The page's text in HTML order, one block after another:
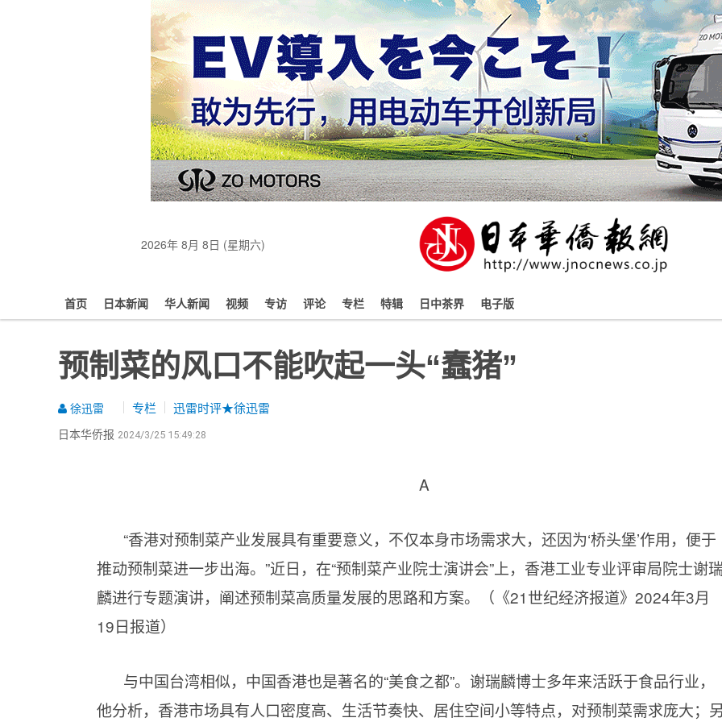
2026年 8月 8日 (星期六)
首页 日本新闻 华人新闻 视频 专访 评论 专栏 特辑 日中茶界 电子版
预制菜的风口不能吹起一头“蠢猪”
徐迅雷 专栏 迅雷时评★徐迅雷
日本华侨报 2024/3/25 15:49:28
A
“香港对预制菜产业发展具有重要意义，不仅本身市场需求大，还因为‘桥头堡’作用，便于
推动预制菜进一步出海。”近日，在“预制菜产业院士演讲会”上，香港工业专业评审局院士谢
麟进行专题演讲，阐述预制菜高质量发展的思路和方案。（《21世纪经济报道》2024年3月
19日报道）
与中国台湾相似，中国香港也是著名的“美食之都”。谢瑞麟博士多年来活跃于食品行业，
他分析，香港市场具有人口密度高、生活节奏快、居住空间小等特点，对预制菜需求庞大；